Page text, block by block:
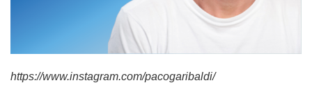
https://www.instagram.com/pacogaribaldi/